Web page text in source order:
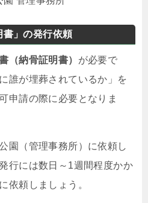
書」の発行依頼
（納骨証明書） が必要で
誰が埋葬されているか」を
申請の際に必要となりま
園（管理事務所）に依頼し
行には数日～1週間程度かか
依頼しましょう。